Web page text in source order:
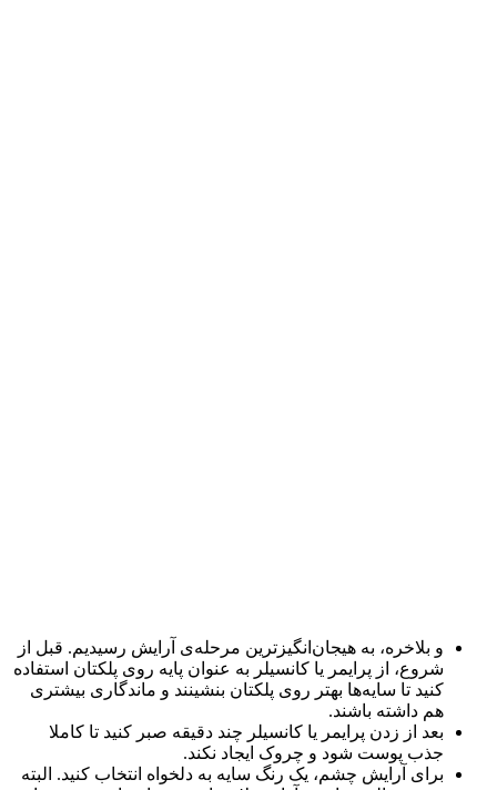
و بلاخره، به هیجان‌انگیزترین مرحله‌ی آرایش رسیدیم. قبل از
شروع، از پرایمر یا کانسیلر به عنوان پایه روی پلکتان استفاده
کنید تا سایه‌ها بهتر روی پلکتان بنشینند و ماندگاری بیشتری
هم داشته باشند.
بعد از زدن پرایمر یا کانسیلر چند دقیقه صبر کنید تا کاملا
جذب پوست شود و چروک ایجاد نکند.
برای آرایش چشم، یک رنگ سایه به دلخواه انتخاب کنید. البته